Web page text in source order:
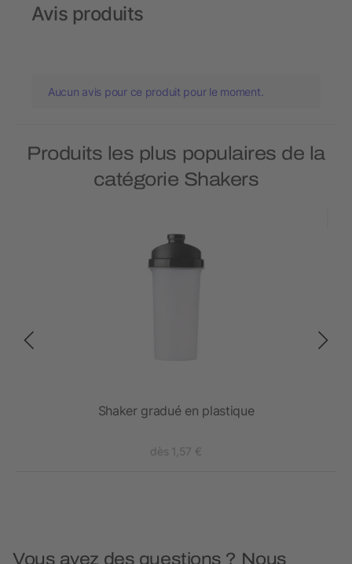
Avis produits
Aucun avis pour ce produit pour le moment.
Produits les plus populaires de la
catégorie Shakers
Shaker gradué en plastique
dès 1,57 €
Vous avez des questions ? Nous